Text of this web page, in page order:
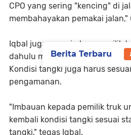
CPO yang sering "kencing" di
membahayakan pemakai jalan,"
Iqbal juga mengimbau pemilik
dahulu mengecek kondisi
Kondisi tangki juga harus
pengamanan.
"Imbauan kepada pemilik truk
kembali kondisi tangki sesuai
tangki," tegas Iqbal.
Berita Terbaru